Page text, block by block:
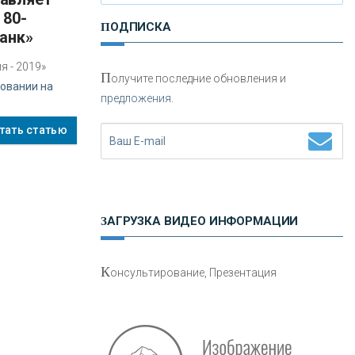
- 2019»
на
статью
Нетворкинг для предпринимателей
авто
ПОДПИСКА
Получите последние обновления и
предложения.
ЗАГРУЗКА ВИДЕО ИНФОРМАЦИИ
Консультирование, Презентация